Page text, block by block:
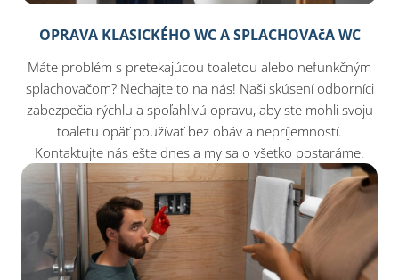
OPRAVA KLASICKÉHO WC A SPLACHOVAčA WC
Máte problém s pretekajúcou toaletou alebo nefunkčným
splachovačom? Nechajte to na nás! Naši skúsení odborníci
zabezpečia rýchlu a spoľahlivú opravu, aby ste mohli svoju
toaletu opäť používať bez obáv a nepríjemností.
Kontaktujte nás ešte dnes a my sa o všetko postaráme.